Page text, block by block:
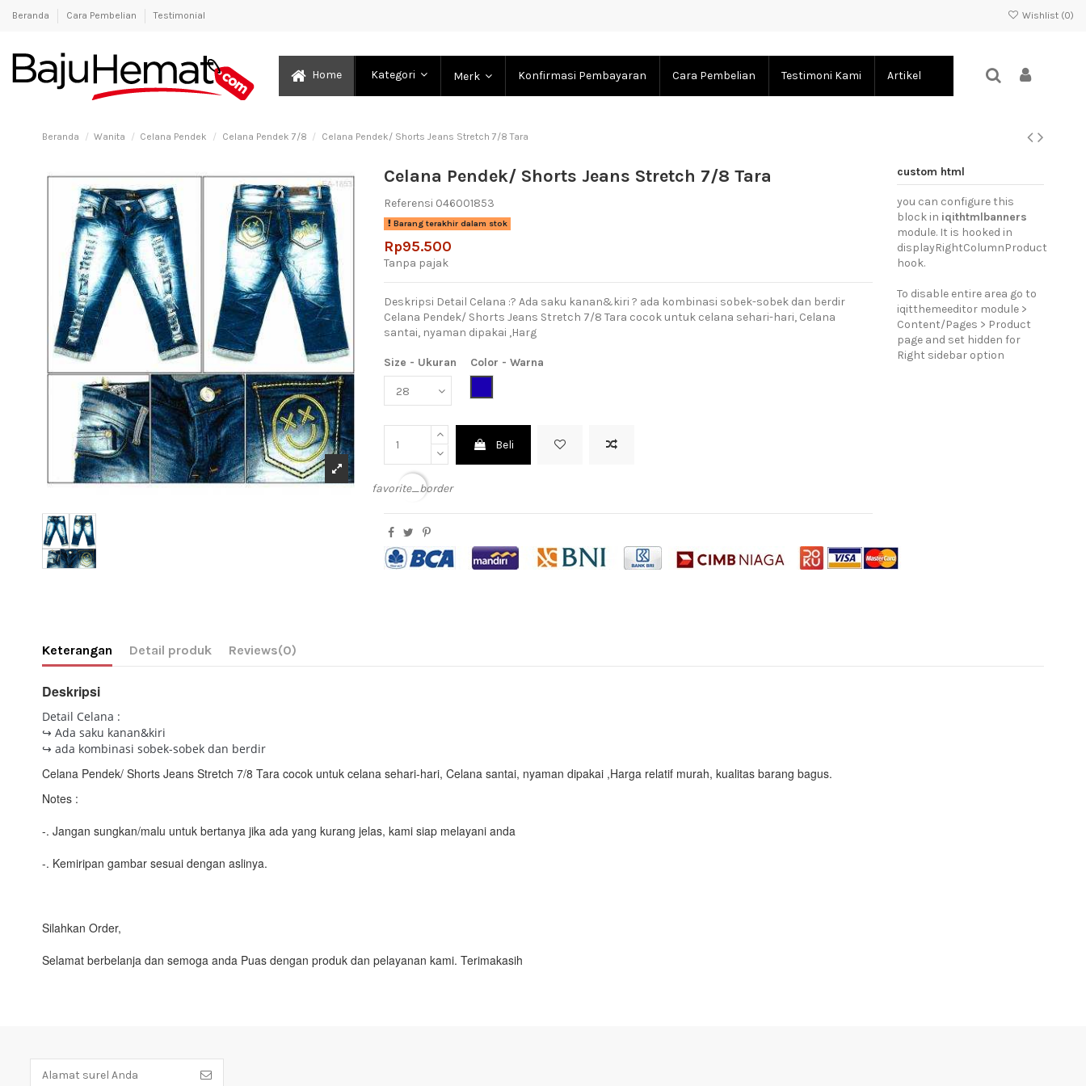
Beranda Cara Pembelian Testimonial Wishlist (0)
Home Kategori Merk Konfirmasi Pembayaran Cara Pembelian Testimoni Kami Artikel
Beranda Wanita Celana Pendek Celana Pendek 7/8 Celana Pendek/ Shorts Jeans Stretch 7/8 Tara
Celana Pendek/ Shorts Jeans Stretch 7/8 Tara
Referensi 046001853
Barang terakhir dalam stok
Rp95.500
Tanpa pajak
Deskripsi Detail Celana :? Ada saku kanan&kiri ? ada kombinasi sobek-sobek dan berdir
Celana Pendek/ Shorts Jeans Stretch 7/8 Tara cocok untuk celana sehari-hari, Celana
santai, nyaman dipakai ,Harg
Size - Ukuran
Color - Warna
Beli
favorite_border
custom html
you can configure this
block in iqithtmlbanners
module. It is hooked in
displayRightColumnProduct
hook.
To disable entire area go to
iqitthemeeditor module >
Content/Pages > Product
page and set hidden for
Right sidebar option
Keterangan Detail produk Reviews(0)
Deskripsi
Detail Celana :
↪ Ada saku kanan&kiri
↪ ada kombinasi sobek-sobek dan berdir
Celana Pendek/ Shorts Jeans Stretch 7/8 Tara cocok untuk celana sehari-hari, Celana santai, nyaman dipakai ,Harga relatif murah, kualitas barang bagus.
Notes :
-. Jangan sungkan/malu untuk bertanya jika ada yang kurang jelas, kami siap melayani anda
-. Kemiripan gambar sesuai dengan aslinya.
Silahkan Order,
Selamat berbelanja dan semoga anda Puas dengan produk dan pelayanan kami. Terimakasih